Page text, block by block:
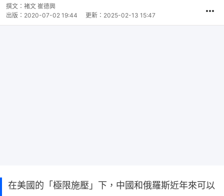
撰文： 褚文 崔德興
出版： 2020-07-02 19:44 更新： 2025-02-13 15:47
在美國的「極限施壓」下，中國和俄羅斯近年來可以